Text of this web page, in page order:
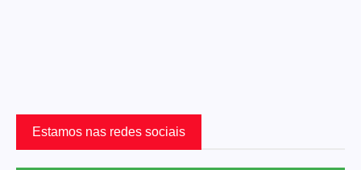
Estamos nas redes sociais